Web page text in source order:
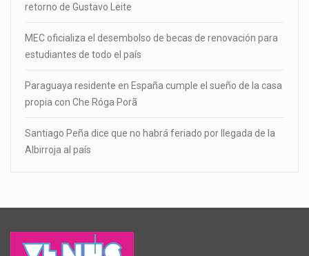
retorno de Gustavo Leite
MEC oficializa el desembolso de becas de renovación para
estudiantes de todo el país
Paraguaya residente en España cumple el sueño de la casa
propia con Che Róga Porã
Santiago Peña dice que no habrá feriado por llegada de la
Albirroja al país